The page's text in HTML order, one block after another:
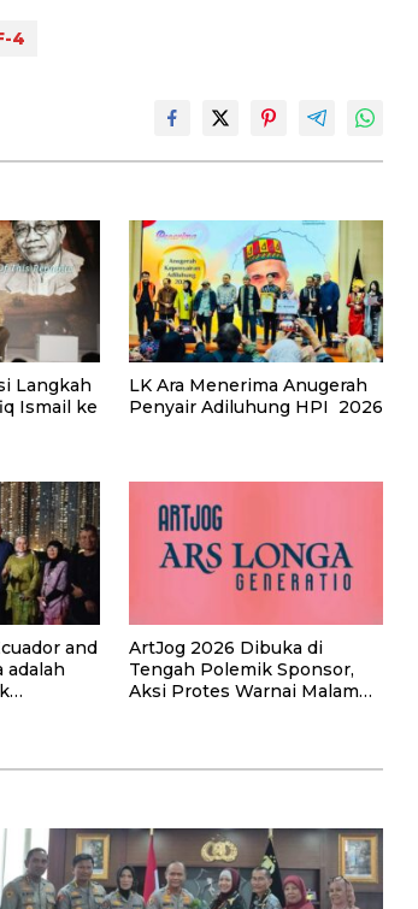
4
Langkah
Ismail ke
LK Ara Menerima Anugerah
Penyair Adiluhung HPI 2026
and
adalah
ArtJog 2026 Dibuka di
Tengah Polemik Sponsor,
Aksi Protes Warnai Malam